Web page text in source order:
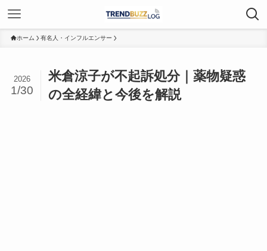
ホーム 有名人・インフルエンサー
米倉涼子が不起訴処分｜薬物疑惑
の全経緯と今後を解説
2026
1/30